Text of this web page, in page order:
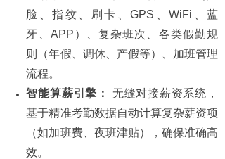
脸、指纹、刷卡、GPS、WiFi、蓝
牙、APP）、复杂班次、各类假勤规
则（年假、调休、产假等）、加班管理
流程。
智能算薪引擎：
无缝对接薪资系统，
基于精准考勤数据自动计算复杂薪资项
（如加班费、夜班津贴），确保准确高
效。